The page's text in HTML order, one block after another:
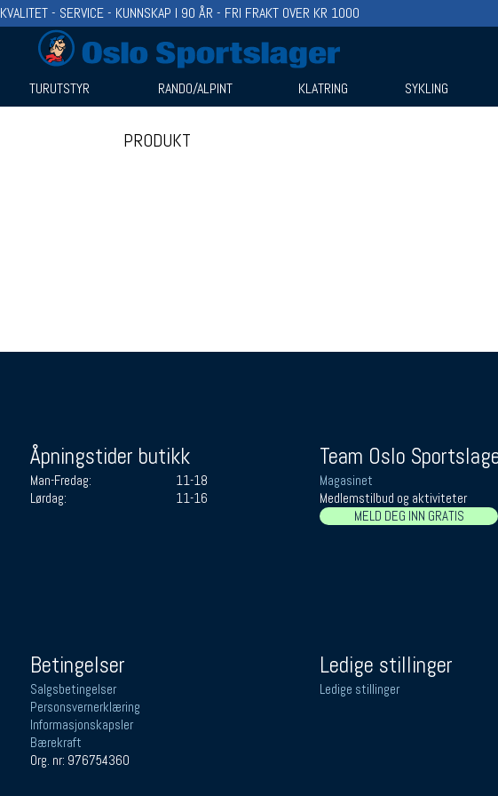
KVALITET - SERVICE - KUNNSKAP I 90 ÅR - FRI FRAKT OVER KR 1000
TURUTSTYR RANDO/ALPINT KLATRING SYKLING
PRODUKT
Åpningstider butikk
Man-Fredag:
11-18
Lørdag:
11-16
Team Oslo
Magasinet
Medlemstilbud og aktiviteter
MELD DEG INN GRATIS
Betingelser
Salgsbetingelser
Personsvernerklæring
Informasjonskapsler
Bærekraft
Org. nr: 976754360
Ledige stillinger
Ledige stillinger